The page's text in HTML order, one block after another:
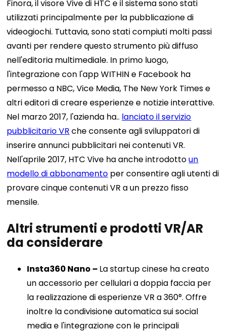
Finora, il visore Vive di HTC e il sistema sono stati
utilizzati principalmente per la pubblicazione di
videogiochi. Tuttavia, sono stati compiuti molti passi
avanti per rendere questo strumento più diffuso
nell'editoria multimediale. In primo luogo,
l'integrazione con l'app WITHIN e Facebook ha
permesso a NBC, Vice Media, The New York Times e
altri editori di creare esperienze e notizie interattive.
Nel marzo 2017, l'azienda ha.. lanciato il servizio
pubblicitario VR che consente agli sviluppatori di
inserire annunci pubblicitari nei contenuti VR.
Nell'aprile 2017, HTC Vive ha anche introdottoun
modello di abbonamento per consentire agli utenti di
provare cinque contenuti VR a un prezzo fisso
mensile.
Altri strumenti e prodotti VR/AR
da considerare
Insta360 Nano – La startup cinese ha creato
un accessorio per cellulari a doppia faccia per
la realizzazione di esperienze VR a 360°. Offre
inoltre la condivisione automatica sui social
media e l'integrazione con le principali